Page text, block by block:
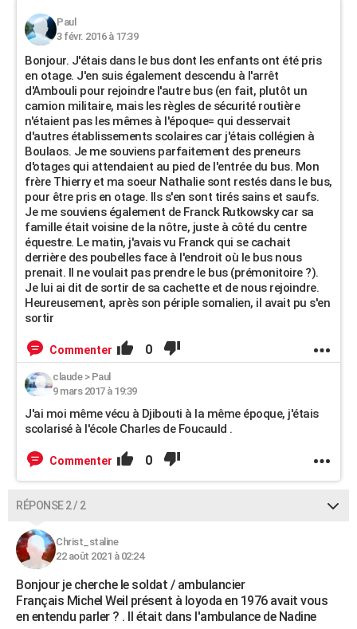
Paul
3 févr. 2016 à 17:39
Bonjour. J'étais dans le bus dont les enfants ont été pris
en otage. J'en suis également descendu à l'arrêt
d'Ambouli pour rejoindre l'autre bus (en fait, plutôt un
camion militaire, mais les règles de sécurité routière
n'étaient pas les mêmes à l'époque= qui desservait
d'autres établissements scolaires car j'étais collégien à
Boulaos. Je me souviens parfaitement des preneurs
d'otages qui attendaient au pied de l'entrée du bus. Mon
frère Thierry et ma soeur Nathalie sont restés dans le bus,
pour être pris en otage. Ils s'en sont tirés sains et saufs.
Je me souviens également de Franck Rutkowsky car sa
famille était voisine de la nôtre, juste à côté du centre
équestre. Le matin, j'avais vu Franck qui se cachait
derrière des poubelles face à l'endroit où le bus nous
prenait. Il ne voulait pas prendre le bus (prémonitoire ?).
Je lui ai dit de sortir de sa cachette et de nous rejoindre.
Heureusement, après son périple somalien, il avait pu s'en
sortir
Commenter 0
claude> Paul
9 mars 2017 à 19:39
J'ai moi même vécu à Djibouti à la même époque, j'étais
scolarisé à l'école Charles de Foucauld .
Commenter 0
RÉPONSE 2 / 2
Christ_staline
22 août 2021 à 02:24
Bonjour je cherche le soldat / ambulancier
Français Michel Weil présent à loyoda en 1976 avait vous
en entendu parler ? . Il était dans l'ambulance de Nadine